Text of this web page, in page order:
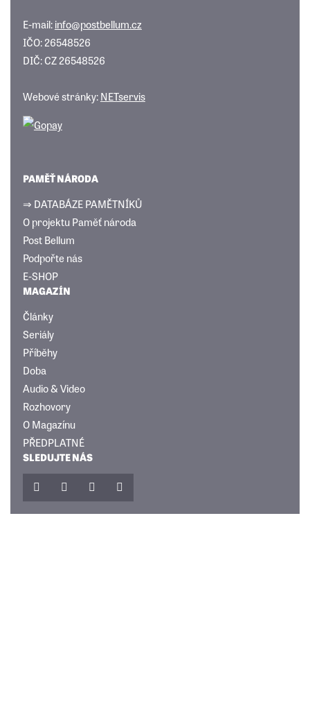
E-mail:info@postbellum.cz
IČO: 26548526
DIČ: CZ 26548526
Webové stránky:NETservis
PAMĚŤ NÁRODA
⇒ DATABÁZE PAMĚTNÍKŮ
O projektu Paměť národa
Post Bellum
Podpořte nás
E-SHOP
MAGAZÍN
Články
Seriály
Příběhy
Doba
Audio & Video
Rozhovory
O Magazínu
PŘEDPLATNÉ
SLEDUJTE NÁS